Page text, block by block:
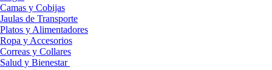
Camas y Cobijas
Jaulas de Transporte
Platos y Alimentadores
Ropa y Accesorios
Correas y Collares
Salud y Bienestar